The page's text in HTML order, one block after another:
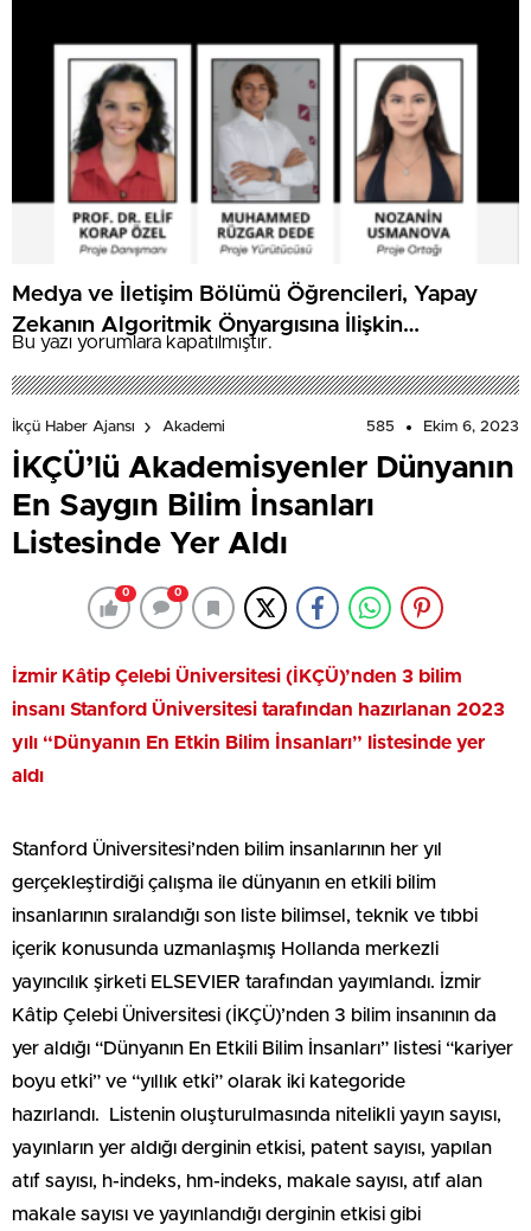
Medya ve İletişim Bölümü Öğrencileri, Yapay
Zekanın Algoritmik Önyargısına İlişkin
Farkındalık Düzeylerini Araştıracak
Bu yazı yorumlara kapatılmıştır.
İkçü Haber Ajansı Akademi 585 Ekim 6, 2023
İKÇÜ’lü Akademisyenler Dünyanın
En Saygın Bilim İnsanları
Listesinde Yer Aldı
0 0
İzmir Kâtip Çelebi Üniversitesi (İKÇÜ)’nden 3 bilim
insanı Stanford Üniversitesi tarafından hazırlanan 2023
yılı “Dünyanın En Etkin Bilim İnsanları” listesinde yer
aldı
Stanford Üniversitesi’nden bilim insanlarının her yıl
gerçekleştirdiği çalışma ile dünyanın en etkili bilim
insanlarının sıralandığı son liste bilimsel, teknik ve tıbbi
içerik konusunda uzmanlaşmış Hollanda merkezli
yayıncılık şirketi ELSEVIER tarafından yayımlandı. İzmir
Kâtip Çelebi Üniversitesi (İKÇÜ)’nden 3 bilim insanının da
yer aldığı “Dünyanın En Etkili Bilim İnsanları” listesi “kariyer
boyu etki” ve “yıllık etki” olarak iki kategoride
hazırlandı. Listenin oluşturulmasında nitelikli yayın sayısı,
yayınların yer aldığı derginin etkisi, patent sayısı, yapılan
atıf sayısı, h-indeks, hm-indeks, makale sayısı, atıf alan
makale sayısı ve yayınlandığı derginin etkisi gibi